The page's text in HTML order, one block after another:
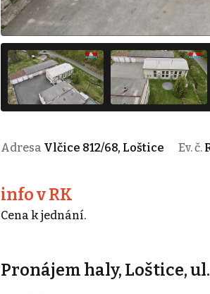
Adresa Vlčice 812/68, Loštice Ev. č.
info v RK
Cena k jednání.
Pronájem haly, Loštice,